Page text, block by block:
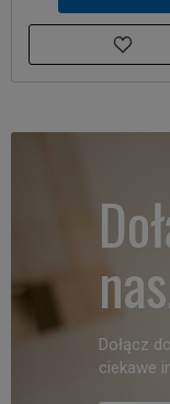
Dołącz
ciekawe